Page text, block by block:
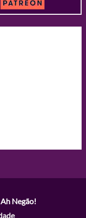
Ah Negão!